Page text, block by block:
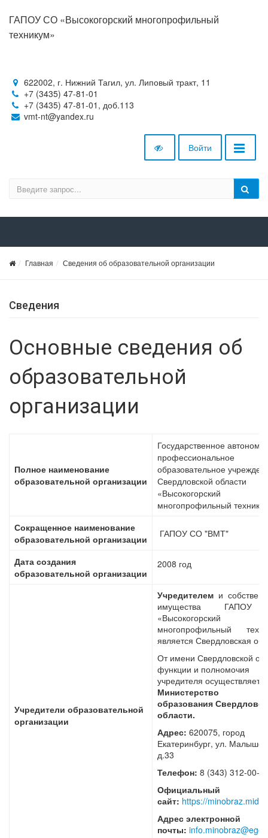
ГАПОУ СО «Высокогорский многопрофильный
техникум»
622002, г. Нижний Тагил, ул. Липовый тракт, 11
+7 (3435) 47-81-01
+7 (3435) 47-81-01, доб.113
vmt-nt@yandex.ru
Войти
Главная Сведения об образовательной организации
Сведения
Основные сведения об
образовательной
организации
Полное наименование
образовательной организации
Государственное
профессиональное
образовательное
Свердловской области
«Высокогорский
многопрофильный
Сокращенное наименование
образовательной организации
ГАПОУ СО "ВМТ"
Дата создания
образовательной организации
2008 год
Учредители образовательной
организации
Учредителем и
имущества
«Высокогорский
многопрофильный
является Свердловская
От имени Свердловской
функции и полномочия
учредителя осуществляет
Министерство
образования
области.
Адрес: 620075, город
Екатеринбург, ул.
д.33
Телефон: 8 (343) 312-
Официальный
сайт: https://
Адрес электронной
почты: